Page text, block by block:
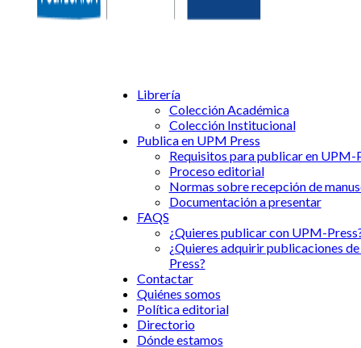
Librería
Colección Académica
Colección Institucional
Publica en UPM Press
Requisitos para publicar en UPM-
Proceso editorial
Normas sobre recepción de
Documentación a presentar
FAQS
¿Quieres publicar con UPM-
¿Quieres adquirir publicaciones
Press?
Contactar
Quiénes somos
Política editorial
Directorio
Dónde estamos